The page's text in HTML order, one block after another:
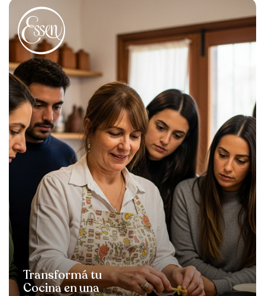
Transformá tu
Cocina en una